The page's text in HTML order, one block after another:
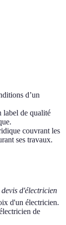
d’un
label de qualité
couvrant les
ses travaux.
d'électricien
d'un électricien.
de